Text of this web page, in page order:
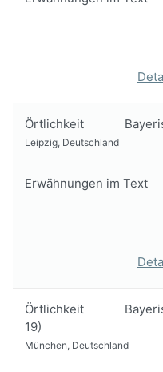
Örtlichkeit
Leipzig, Deutschland
Erwähnungen im Text
Örtlichkeit
19)
München, Deutschland